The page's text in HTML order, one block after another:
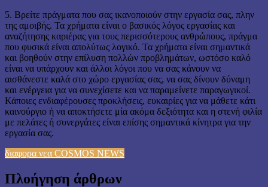
5. Βρείτε πράγματα που σας ικανοποιούν στην εργασία σας, πλην
της αμοιβής. Τα χρήματα είναι ο βασικός λόγος εργασίας και
αναζήτησης καριέρας για τους περισσότερους ανθρώπους, πράγμα
που φυσικά είναι απολύτως λογικό. Τα χρήματα είναι σημαντικά
και βοηθούν στην επίλυση πολλών προβλημάτων, ωστόσο καλό
είναι να υπάρχουν και άλλοι λόγοι που να σας κάνουν να
αισθάνεστε καλά στο χώρο εργασίας σας, να σας δίνουν δύναμη
και ενέργεια για να συνεχίσετε και να παραμείνετε παραγωγικοί.
Κάποιες ενδιαφέρουσες προκλήσεις, ευκαιρίες για να μάθετε κάτι
καινούργιο ή να αποκτήσετε μία ακόμα δεξιότητα και η στενή φιλία
με πελάτες ή συνεργάτες είναι επίσης σημαντικά κίνητρα για την
εργασία σας.
διαφορα νεα COSMOS NEWS
Πλοήγηση άρθρων